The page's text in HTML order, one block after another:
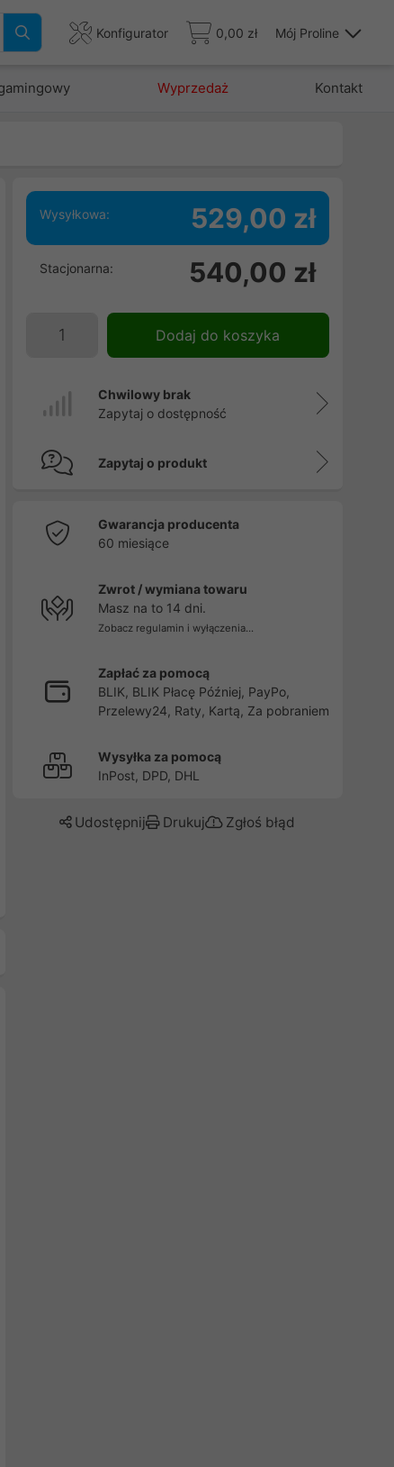
Konfigurator 0,00 zł Mój Proline
Wyprzedaż Kontakt
Wysyłkowa: 529,00 zł
Stacjonarna: 540,00 zł
Dodaj do koszyka
Chwilowy brak
Zapytaj o dostępność
Zapytaj o produkt
Gwarancja producenta
60 miesiące
Zwrot / wymiana towaru
Masz na to 14 dni.
Zobacz regulamin i wyłączenia...
Zapłać za pomocą
BLIK, BLIK Płacę Później, PayPo,
Przelewy24, Raty, Kartą, Za pobraniem
Wysyłka za pomocą
InPost, DPD, DHL
Udostępnij Drukuj Zgłoś błąd